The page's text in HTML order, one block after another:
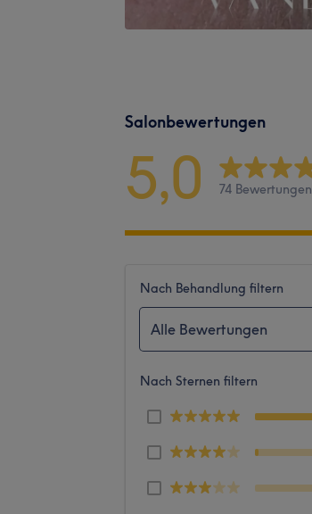
Salonbewertungen
5,0 74 Bewertungen
Nach Behandlung filtern
Alle Bewertungen
Nach Sternen filtern